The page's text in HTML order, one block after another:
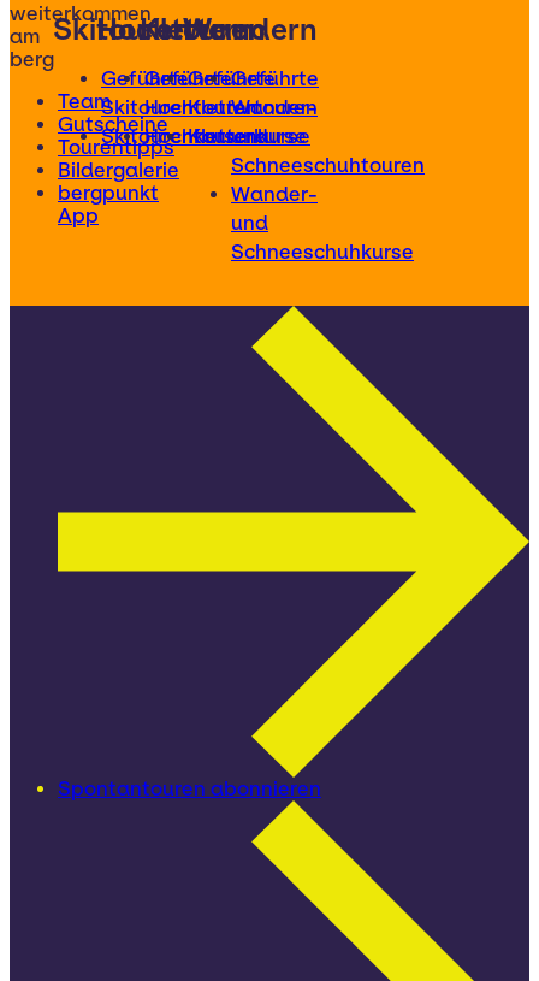
weiterkommen
am
berg
Team
Gutscheine
Tourentipps
Bildergalerie
bergpunkt
App
Skitouren
Geführte
Skitouren
Skitourenkurse
Hochtouren
Geführte
Hochtouren
Hochtourenkurse
Klettern
Geführte
Klettertouren
Kletterkurse
Wandern
Geführte
Wander-
und
Schneeschuhtouren
Wander-
und
Schneeschuhkurse
Spontantouren abonnieren